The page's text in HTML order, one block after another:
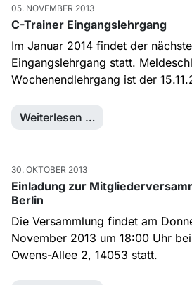
05. NOVEMBER 2013
C-Trainer Eingangslehrgang
Im Januar 2014 findet der
Eingangslehrgang statt.
Wochenendlehrgang ist der
Weiterlesen …
30. OKTOBER 2013
Einladung zur
Berlin
Die Versammlung findet am
November 2013 um 18:00 Uhr
Owens-Allee 2, 14053 statt.